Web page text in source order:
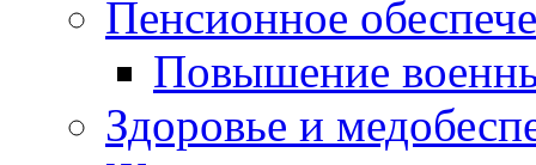
Пенсионное
Повышение
Здоровье и